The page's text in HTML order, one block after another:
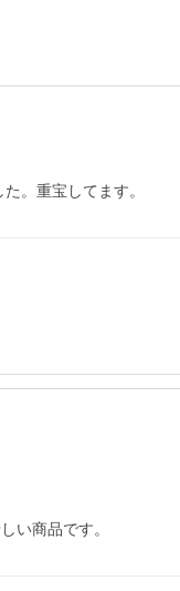
。重宝してます。
い商品です。